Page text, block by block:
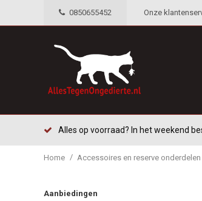
0850655452 Onze
Alles op voorraad? In het weekend
Home / Accessoires en reserve onderdelen
Aanbiedingen